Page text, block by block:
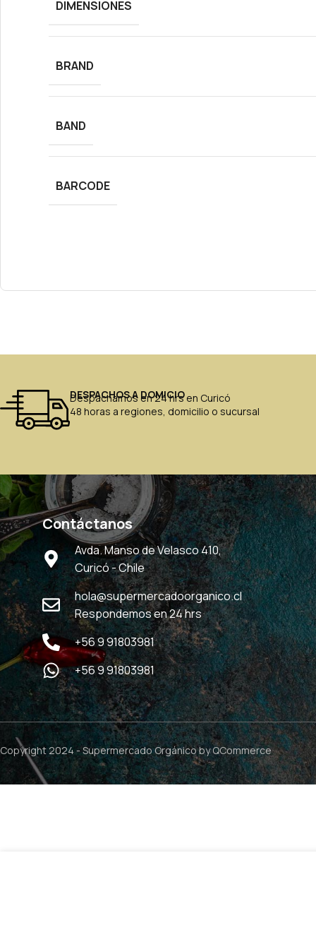
DIMENSIONES
BRAND
BAND
BARCODE
DESPACHOS A DOMICIO
Despachamos en 24 hrs en Curicó
48 horas a regiones, domicilio o sucursal
Contáctanos
Avda. Manso de Velasco 410,
Curicó - Chile
hola@supermercadoorganico.cl
Respondemos en 24 hrs
+56 9 91803981
+56 9 91803981
Copyright 2024 -Supermercado Orgánicoby QCommerce